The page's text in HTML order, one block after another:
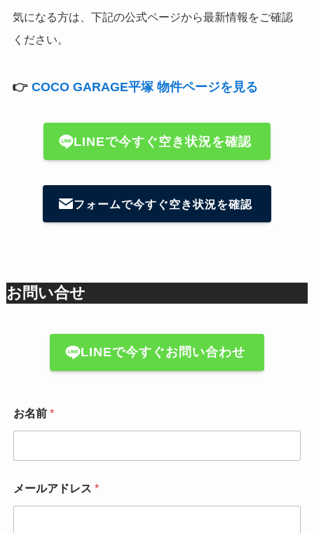
気になる方は、下記の公式ページから最新情報をご確認
ください。
👉 COCO GARAGE平塚 物件ページを見る
LINEで今すぐ空き状況を確認
フォームで今すぐ空き状況を確認
お問い合せ
LINEで今すぐお問い合わせ
お名前 *
メールアドレス *